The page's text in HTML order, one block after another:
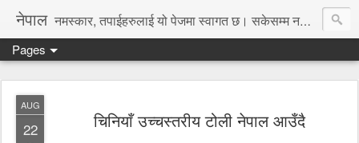
नेपाल नमस्कार, तपाईहरुलाई यो पेजमा स्वागत छ। सकेसम्म नया तथा रोचक जानकारी, समाचार पस्कने छु।
Pages
AUG
22 चिनियाँ उच्चस्तरीय टोली नेपाल आउँदै